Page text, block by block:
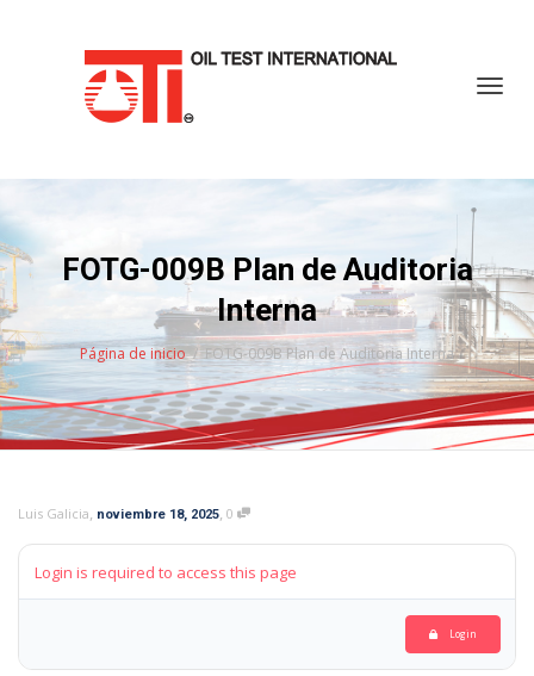
FOTG-009B Plan de Auditoria
Interna
Página de inicio FOTG-009B Plan de Auditoria Interna
Luis Galicia, noviembre 18, 2025, 0
Login is required to access this page
Login